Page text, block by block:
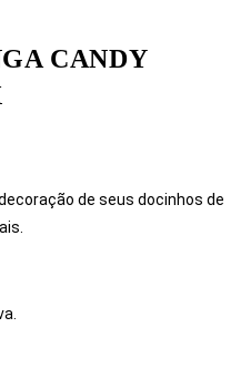
CANDY
de seus docinhos de